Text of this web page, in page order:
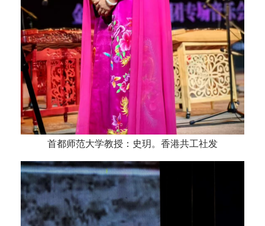
首都师范大学教授：史玥。香港共工社发